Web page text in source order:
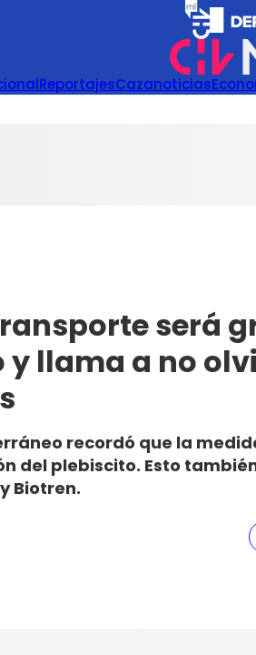
ReportajesCazanoticias
será
y llama a no
recordó que la
del plebiscito. Esto
Biotren.